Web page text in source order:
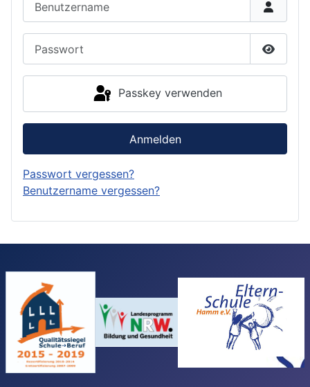
Passkey verwenden
Anmelden
Passwort vergessen?
Benutzername vergessen?